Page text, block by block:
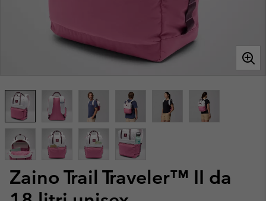
Zaino Trail Traveler™ II da